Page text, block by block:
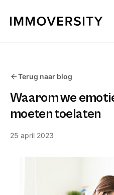
Terug naar blog
Waarom we
moeten toelaten
25 april 2023